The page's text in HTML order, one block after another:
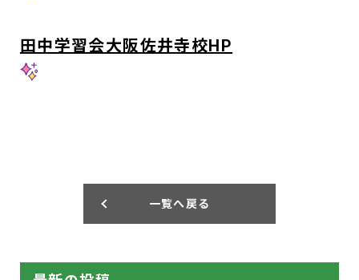
田中学習会大阪佐井寺校HP
一覧へ戻る